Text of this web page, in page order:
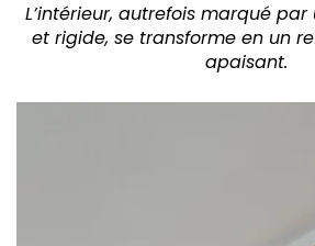
L’intérieur, autrefois marqué
et rigide, se transforme en un
apaisant.